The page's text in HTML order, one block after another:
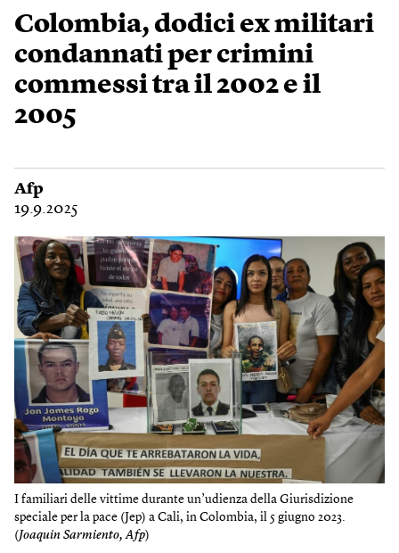
Colombia, dodici ex militari
condannati per crimini
commessi tra il 2002 e il
2005
Afp
19.9.2025
I familiari delle vittime durante un’udienza della Giurisdizione
speciale per la pace (Jep) a Cali, in Colombia, il 5 giugno 2023.
(Joaquin Sarmiento, Afp)